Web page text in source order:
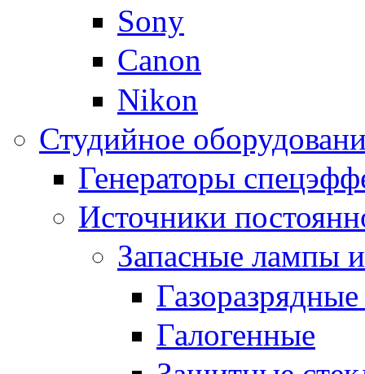
Sony
Canon
Nikon
Студийное
Генераторы
Источники
Запасные лампы
Галогенные